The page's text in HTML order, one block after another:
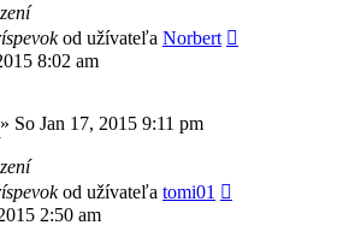
od užívateľa Norbert
8:02 am
» So Jan 17, 2015 9:11 pm
od užívateľa tomi01
2:50 am